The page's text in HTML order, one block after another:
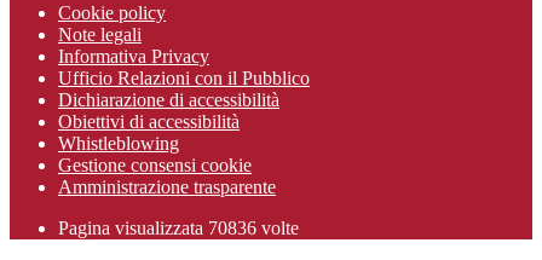
Cookie policy
Note legali
Informativa Privacy
Ufficio Relazioni con il Pubblico
Dichiarazione di accessibilità
Obiettivi di accessibilità
Whistleblowing
Gestione consensi cookie
Amministrazione trasparente
Pagina visualizzata 70836 volte